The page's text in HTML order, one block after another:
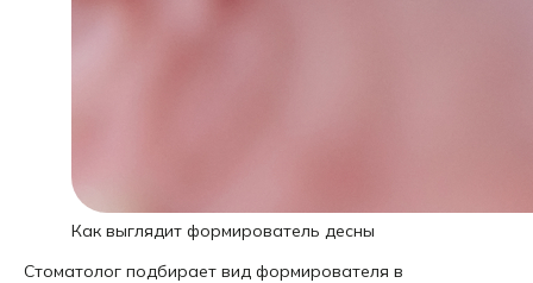
Как выглядит формирователь десны
Стоматолог подбирает вид формирователя в